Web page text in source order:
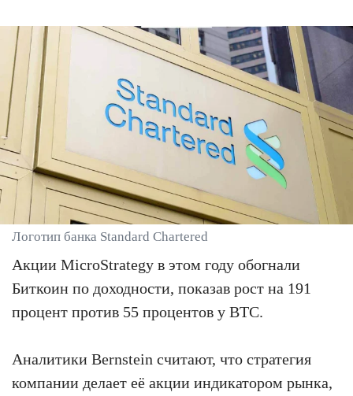
Логотип банка Standard Chartered
Акции MicroStrategy в этом году обогнали
Биткоин по доходности, показав рост на 191
процент против 55 процентов у BTC.
Аналитики Bernstein считают, что стратегия
компании делает её акции индикатором рынка,